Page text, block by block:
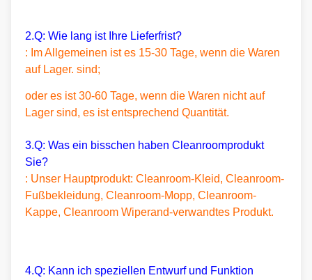
2.Q: Wie lang ist Ihre Lieferfrist?
: Im Allgemeinen ist es 15-30 Tage, wenn die Waren
auf Lager. sind;
oder es ist 30-60 Tage, wenn die Waren nicht auf
Lager sind, es ist entsprechend Quantität.
3.Q: Was ein bisschen haben Cleanroomprodukt
Sie?
: Unser Hauptprodukt: Cleanroom-Kleid, Cleanroom-
Fußbekleidung, Cleanroom-Mopp, Cleanroom-
Kappe, Cleanroom Wiperand-verwandtes Produkt.
4.Q: Kann ich speziellen Entwurf und Funktion